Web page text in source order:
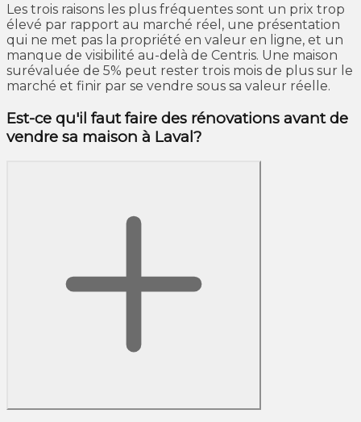
Les trois raisons les plus fréquentes sont un prix trop
élevé par rapport au marché réel, une présentation
qui ne met pas la propriété en valeur en ligne, et un
manque de visibilité au-delà de Centris. Une maison
surévaluée de 5% peut rester trois mois de plus sur le
marché et finir par se vendre sous sa valeur réelle.
Est-ce qu'il faut faire des rénovations avant de
vendre sa maison à Laval?